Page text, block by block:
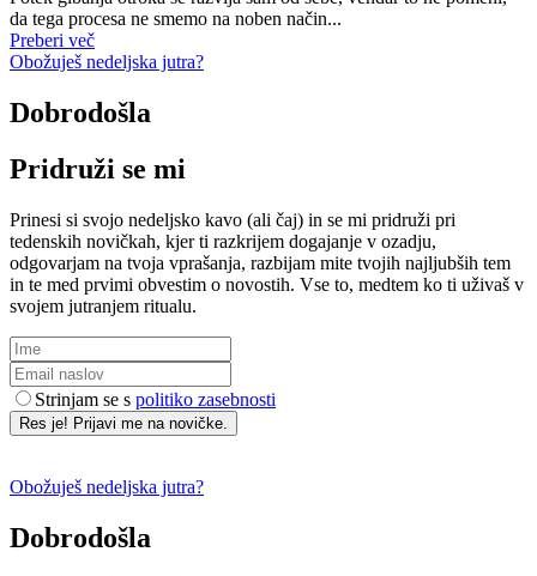
da tega procesa ne smemo na noben način...
Preberi več
Obožuješ nedeljska jutra?
Dobrodošla
Pridruži se mi
Prinesi si svojo nedeljsko kavo (ali čaj) in se mi pridruži pri
tedenskih novičkah, kjer ti razkrijem dogajanje v ozadju,
odgovarjam na tvoja vprašanja, razbijam mite tvojih najljubših tem
in te med prvimi obvestim o novostih. Vse to, medtem ko ti uživaš v
svojem jutranjem ritualu.
Strinjam se s politiko zasebnosti
Res je! Prijavi me na novičke.
Obožuješ nedeljska jutra?
Dobrodošla